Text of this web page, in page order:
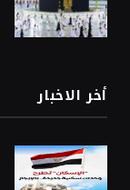
أخر الاخبار